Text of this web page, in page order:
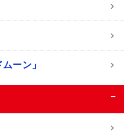
ーン」
−